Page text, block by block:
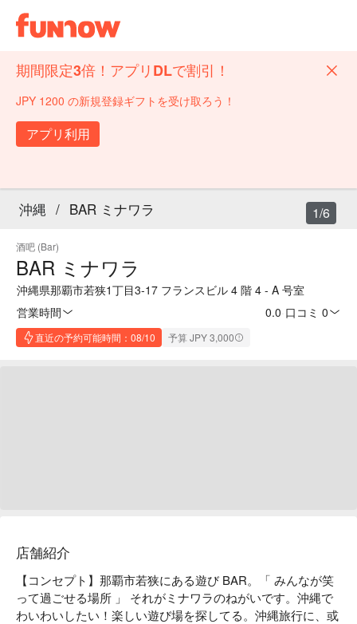
期間限定3倍！アプリDLで割引！
JPY 1200 の新規登録ギフトを受け取ろう！
アプリ利用
沖縄 / BAR ミナワラ
酒吧 (Bar)
BAR ミナワラ
沖縄県那覇市若狭1丁目3-17 フランスビル 4 階 4 - A 号室
営業時間
0.0 口コミ 0
直近の予約可能時間：08/10 予算 JPY 3,000
1/6
店舗紹介
【コンセプト】那覇市若狭にある遊び BAR。「 みんなが笑
って過ごせる場所 」 それがミナワラのねがいです。沖縄で
わいわいしたい！楽しい遊び場を探してる。沖縄旅行に、或